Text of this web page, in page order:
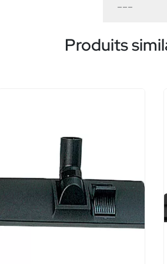
---
Produits